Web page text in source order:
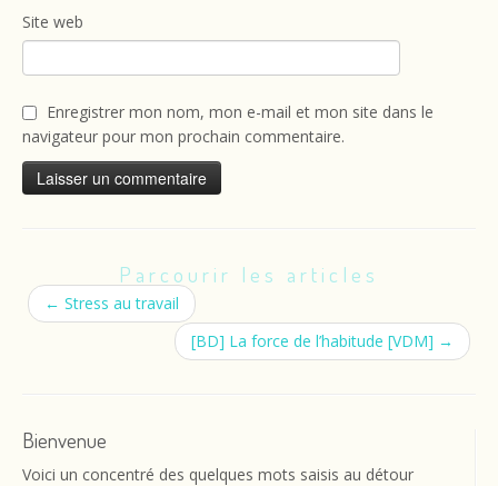
Site web
Enregistrer mon nom, mon e-mail et mon site dans le
navigateur pour mon prochain commentaire.
Parcourir les articles
← Stress au travail
[BD] La force de l’habitude [VDM] →
Bienvenue
Voici un concentré des quelques mots saisis au détour